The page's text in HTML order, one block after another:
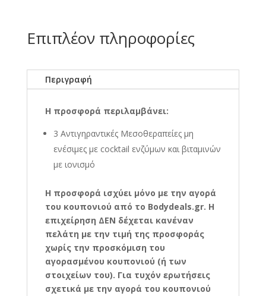
Επιπλέον πληροφορίες
Περιγραφή
Η προσφορά περιλαμβάνει:
3 Αντιγηραντικές Μεσοθεραπείες μη
ενέσιμες με cocktail ενζύμων και βιταμινών
με ιονισμό
Η προσφορά ισχύει μόνο με την αγορά
του κουπονιού από το Bodydeals.gr. Η
επιχείρηση ΔΕΝ δέχεται κανέναν
πελάτη με την τιμή της προσφοράς
χωρίς την προσκόμιση του
αγορασμένου κουπονιού (ή των
στοιχείων του). Για τυχόν ερωτήσεις
σχετικά με την αγορά του κουπονιού